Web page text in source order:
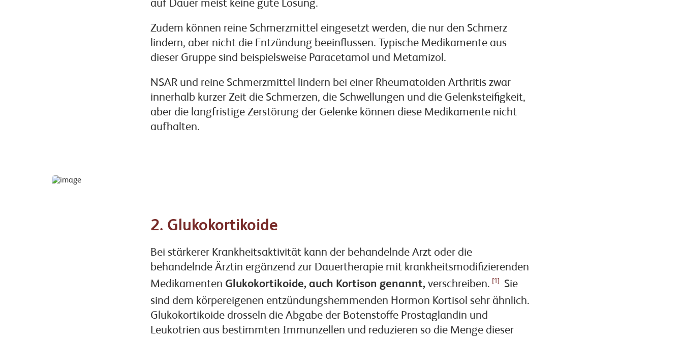
auf Dauer meist keine gute Lösung.
Zudem können reine Schmerzmittel eingesetzt werden, die nur den Schmerz
lindern, aber nicht die Entzündung beeinflussen. Typische Medikamente aus
dieser Gruppe sind beispielsweise Paracetamol und Metamizol.
NSAR und reine Schmerzmittel lindern bei einer Rheumatoiden Arthritis zwar
innerhalb kurzer Zeit die Schmerzen, die Schwellungen und die Gelenksteifigkeit,
aber die langfristige Zerstörung der Gelenke können diese Medikamente nicht
aufhalten.
2. Glukokortikoide
Bei stärkerer Krankheitsaktivität kann der behandelnde Arzt oder die
behandelnde Ärztin ergänzend zur Dauertherapie mit krankheitsmodifizierenden
Medikamenten Glukokortikoide, auch Kortison genannt, verschreiben. [1]
Sie
sind dem körpereigenen entzündungshemmenden Hormon Kortisol sehr ähnlich.
Glukokortikoide drosseln die Abgabe der Botenstoffe Prostaglandin und
Leukotrien aus bestimmten Immunzellen und reduzieren so die Menge dieser